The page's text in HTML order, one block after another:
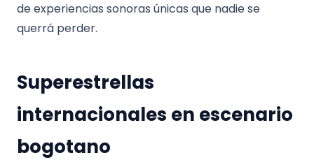
de experiencias sonoras únicas que nadie se
querrá perder.
Superestrellas
internacionales en escenario
bogotano